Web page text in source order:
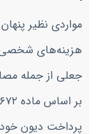
مواردی نظیر
هزینه‌های شخصی
جعلی از جمله
پرداخت دیون